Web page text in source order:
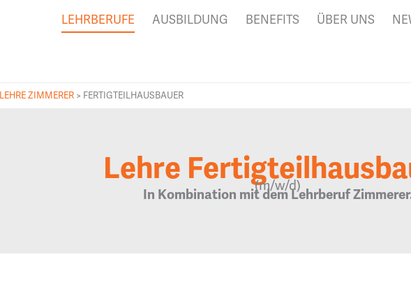
LEHRBERUFE AUSBILDUNG BENEFITS ÜBER UNS
LEHRE ZIMMERER > FERTIGTEILHAUSBAUER
Lehre (m/w/d)
In Kombination mit dem Lehrberuf